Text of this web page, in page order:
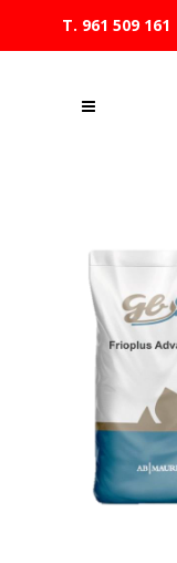
T. 961 509 161